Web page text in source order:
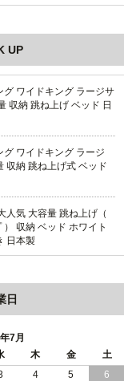
UP
グ ワイドキング ラージサ
収納 跳ね上げ ベッド 日
グ ワイドキング ラージ
収納 跳ね上げ式 ベッド
人気 大容量 跳ね上げ（
） 収納 ベッド ホワイト
日本製
縦開き 日本製
ョート丈 コンパクト 大容
ね上げ （ リフトアップ
開き 日本製
日
7月
木 金
土
4 5
6